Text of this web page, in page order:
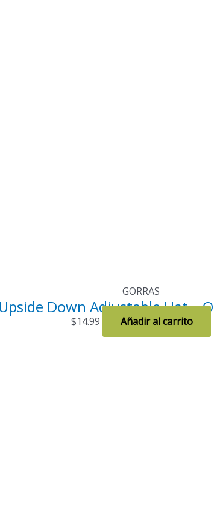
GORRAS
Down Adjustable Hat –
$14.99 Añadir al carrito